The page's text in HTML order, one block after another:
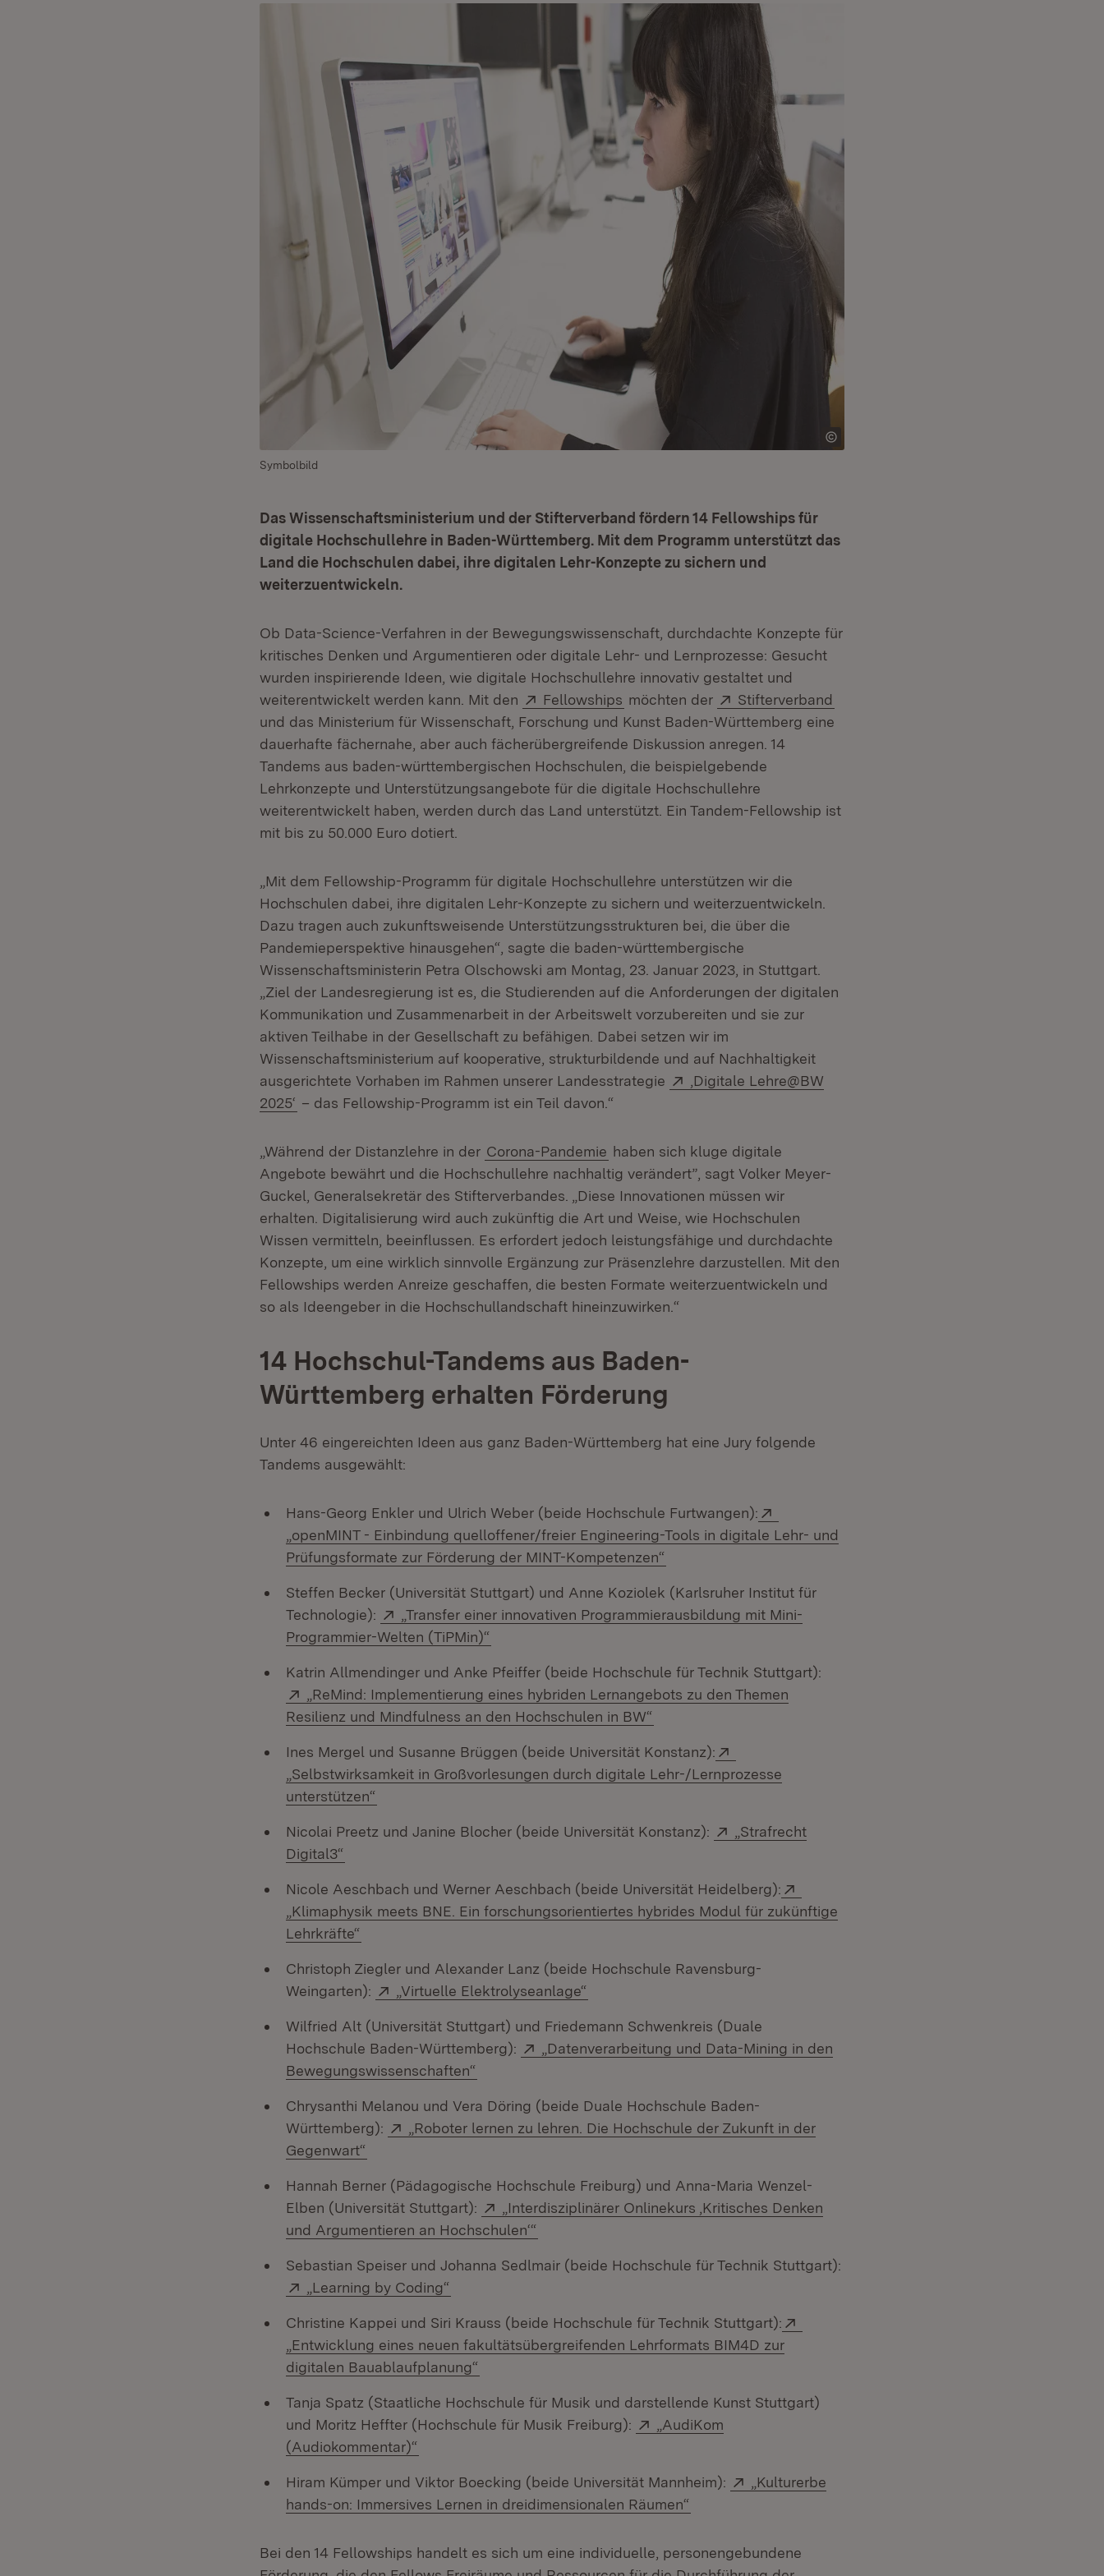
Symbolbild
Das Wissenschaftsministerium und der Stifterverband fördern 14 Fellowships für
digitale Hochschullehre in Baden-Württemberg. Mit dem Programm unterstützt das
Land die Hochschulen dabei, ihre digitalen Lehr-Konzepte zu sichern und
weiterzuentwickeln.
Ob Data-Science-Verfahren in der Bewegungswissenschaft, durchdachte Konzepte für
kritisches Denken und Argumentieren oder digitale Lehr- und Lernprozesse: Gesucht
wurden inspirierende Ideen, wie digitale Hochschullehre innovativ gestaltet und
weiterentwickelt werden kann. Mit den
Extern:
Fellowships (Öffnet in neuem Fenster)
möchten der Extern:
Stifterverband
und das Ministerium für Wissenschaft, Forschung und Kunst Baden-Württemberg eine
dauerhafte fächernahe, aber auch fächerübergreifende Diskussion anregen. 14
Tandems aus baden-württembergischen Hochschulen, die beispielgebende
Lehrkonzepte und Unterstützungsangebote für die digitale Hochschullehre
weiterentwickelt haben, werden durch das Land unterstützt. Ein Tandem-Fellowship ist
mit bis zu 50.000 Euro dotiert.
„Mit dem Fellowship-Programm für digitale Hochschullehre unterstützen wir die
Hochschulen dabei, ihre digitalen Lehr-Konzepte zu sichern und weiterzuentwickeln.
Dazu tragen auch zukunftsweisende Unterstützungsstrukturen bei, die über die
Pandemieperspektive hinausgehen“, sagte die baden-württembergische
Wissenschaftsministerin Petra Olschowski am Montag, 23. Januar 2023, in Stuttgart.
„Ziel der Landesregierung ist es, die Studierenden auf die Anforderungen der digitalen
Kommunikation und Zusammenarbeit in der Arbeitswelt vorzubereiten und sie zur
aktiven Teilhabe in der Gesellschaft zu befähigen. Dabei setzen wir im
Wissenschaftsministerium auf kooperative, strukturbildende und auf Nachhaltigkeit
ausgerichtete Vorhaben im Rahmen unserer Landesstrategie
Extern:
‚Digitale Lehre@BW
2025‘ (Öffnet in neuem Fenster)
– das Fellowship-Programm ist ein Teil davon.“
„Während der Distanzlehre in der Corona-Pandemie haben sich kluge digitale
Angebote bewährt und die Hochschullehre nachhaltig verändert”, sagt Volker Meyer-
Guckel, Generalsekretär des Stifterverbandes. „Diese Innovationen müssen wir
erhalten. Digitalisierung wird auch zukünftig die Art und Weise, wie Hochschulen
Wissen vermitteln, beeinflussen. Es erfordert jedoch leistungsfähige und durchdachte
Konzepte, um eine wirklich sinnvolle Ergänzung zur Präsenzlehre darzustellen. Mit den
Fellowships werden Anreize geschaffen, die besten Formate weiterzuentwickeln und
so als Ideengeber in die Hochschullandschaft hineinzuwirken.“
14 Hochschul-Tandems aus Baden-
Württemberg erhalten Förderung
Unter 46 eingereichten Ideen aus ganz Baden-Württemberg hat eine Jury folgende
Tandems ausgewählt:
Hans-Georg Enkler und Ulrich Weber (beide Hochschule Furtwangen):
„openMINT - Einbindung quelloffener/freier Engineering-Tools in digitale Lehr- und
Prüfungsformate zur Förderung der MINT-Kompetenzen“
Steffen Becker (Universität Stuttgart) und Anne Koziolek (Karlsruher Institut für
Technologie):
Extern:
„Transfer einer innovativen Programmierausbildung mit Mini-
Programmier-Welten (TiPMin)“
Katrin Allmendinger und Anke Pfeiffer (beide Hochschule für Technik Stuttgart):
Extern:
„ReMind: Implementierung eines hybriden Lernangebots zu den Themen
Resilienz und Mindfulness an den Hochschulen in BW“
Ines Mergel und Susanne Brüggen (beide Universität Konstanz):
„Selbstwirksamkeit in Großvorlesungen durch digitale Lehr-/Lernprozesse
unterstützen“
Nicolai Preetz und Janine Blocher (beide Universität Konstanz): Extern:
„Strafrecht
Digital3“
Nicole Aeschbach und Werner Aeschbach (beide Universität Heidelberg):
„Klimaphysik meets BNE. Ein forschungsorientiertes hybrides Modul für zukünftige
Lehrkräfte“
Christoph Ziegler und Alexander Lanz (beide Hochschule Ravensburg-
Weingarten):
Extern:
„Virtuelle Elektrolyseanlage“
Wilfried Alt (Universität Stuttgart) und Friedemann Schwenkreis (Duale
Hochschule Baden-Württemberg):
Extern:
„Datenverarbeitung und Data-Mining in den
Bewegungswissenschaften“
Chrysanthi Melanou und Vera Döring (beide Duale Hochschule Baden-
Württemberg):
Extern:
„Roboter lernen zu lehren. Die Hochschule der Zukunft in der
Gegenwart“
Hannah Berner (Pädagogische Hochschule Freiburg) und Anna-Maria Wenzel-
Elben (Universität Stuttgart):
Extern:
„Interdisziplinärer Onlinekurs ‚Kritisches Denken
und Argumentieren an Hochschulen‘“
Sebastian Speiser und Johanna Sedlmair (beide Hochschule für Technik Stuttgart):
Extern:
„Learning by Coding“
Christine Kappei und Siri Krauss (beide Hochschule für Technik Stuttgart):
„Entwicklung eines neuen fakultätsübergreifenden Lehrformats BIM4D zur
digitalen Bauablaufplanung“
Tanja Spatz (Staatliche Hochschule für Musik und darstellende Kunst Stuttgart)
und Moritz Heffter (Hochschule für Musik Freiburg):
Extern:
„AudiKom
(Audiokommentar)“
Hiram Kümper und Viktor Boecking (beide Universität Mannheim): Extern:
„Kulturerbe
hands-on: Immersives Lernen in dreidimensionalen Räumen“
Bei den 14 Fellowships handelt es sich um eine individuelle, personengebundene